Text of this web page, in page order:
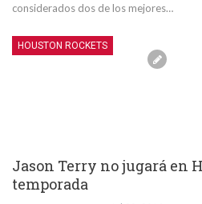
considerados dos de los mejores…
HOUSTON ROCKETS
Jason Terry no jugará en
temporada